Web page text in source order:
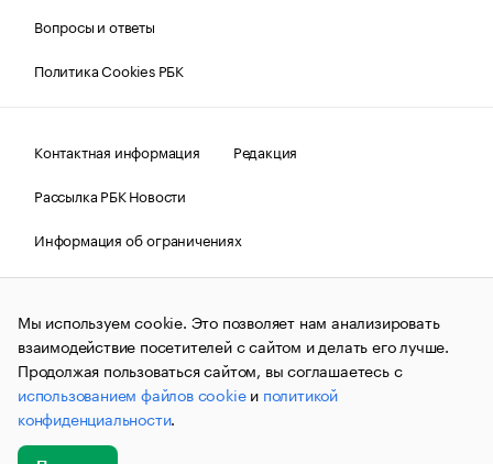
Вопросы и ответы
Политика Cookies РБК
Контактная информация
Редакция
Рассылка РБК Новости
Информация об ограничениях
Правовая информация
О соблюдении авторских прав
© АО «РОСБИЗНЕСКОНСАЛТИНГ»,1995–2026.Сообщения
и материалы информационного агентства «РБК»
(зарегистрировано Федеральной службой по надзору в сфере
связи, информационных технологий и массовых
коммуникаций (Роскомнадзор) 09.12.2015 за номером ИА
№ФС77-63848) сопровождаются пометкой «РБК». Отдельные
публикации могут содержать информацию,
не предназначенную для пользователей
Мы используем cookie. Это позволяет нам анализировать
взаимодействие посетителей с сайтом и делать его лучше.
Продолжая пользоваться сайтом, вы соглашаетесь с
использованием файлов cookieи политикой
конфиденциальности.